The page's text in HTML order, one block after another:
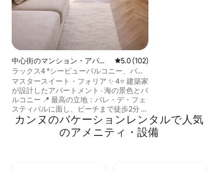
中心街のマンション・アパー
ト
レビュー102件、5つ星中5.0つ
5.0 (102)
ラックス4 *シービューバルコニー、パレ
＆ビーチから数歩
マスタースイート・フォリア ✨ 4⭐ 建築家
が設計したアパートメント · 海の景色とバ
ルコニー 📍 最高の立地：パレ・デ・フェ
スティバルに面し、ビーチまで徒歩2分 🛍
ショップやレストランまで1分 🛏️ 寝室1室 ·
クイーンサイズベッド1台（ホテル並みの
快適さ）＋ソファーベッド1台 🛜 光ファ
カンヌのバケーションレンタルで人気
のアメニティ・設備